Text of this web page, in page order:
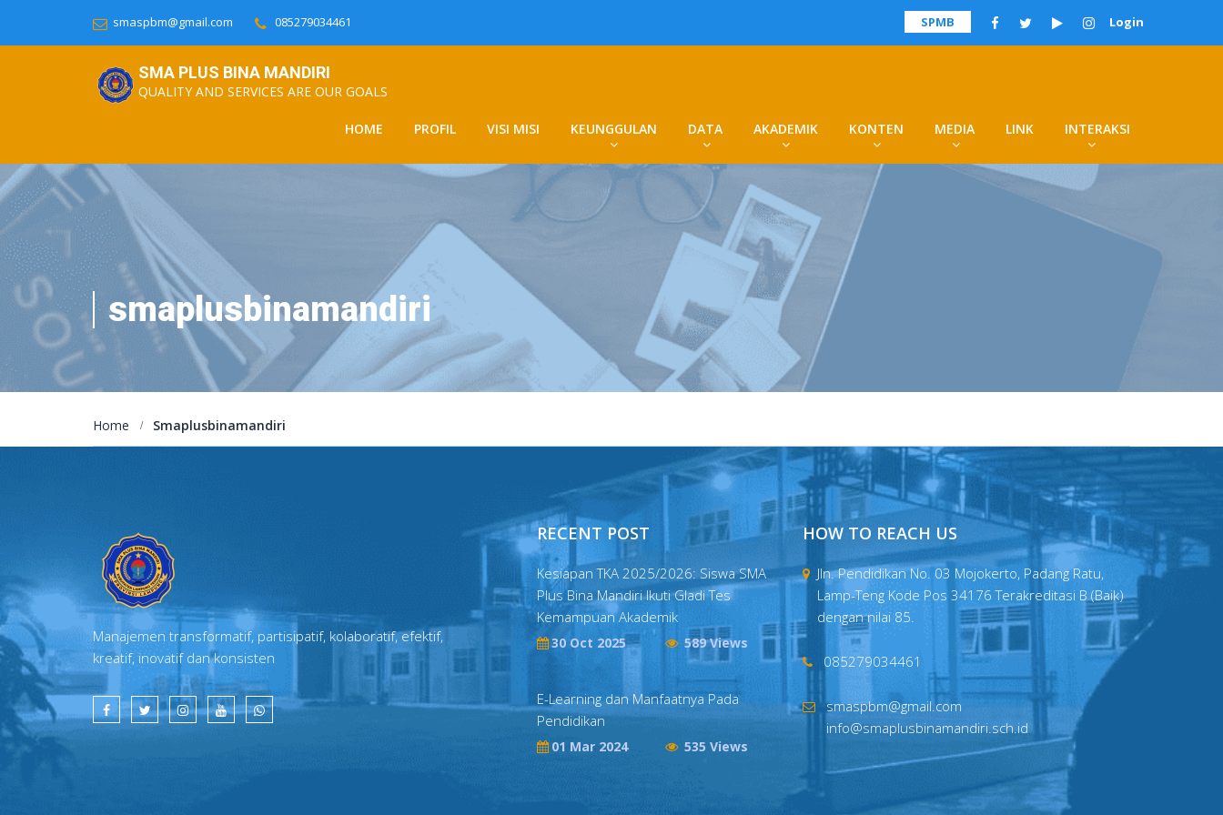
smaspbm@gmail.com 085279034461 SPMB Login
SMA PLUS BINA MANDIRI
QUALITY AND SERVICES ARE OUR GOALS
HOME PROFIL VISI MISI KEUNGGULAN DATA AKADEMIK KONTEN MEDIA LINK INTERAKSI
smaplusbinamandiri
Home Smaplusbinamandiri
Manajemen transformatif, partisipatif, kolaboratif, efektif,
kreatif, inovatif dan konsisten
RECENT POST
Kesiapan TKA 2025/2026: Siswa SMA
Plus Bina Mandiri Ikuti Gladi Tes
Kemampuan Akademik
30 Oct 2025 589 Views
E-Learning dan Manfaatnya Pada
Pendidikan
01 Mar 2024 535 Views
HOW TO REACH US
Jln. Pendidikan No. 03 Mojokerto, Padang Ratu,
Lamp-Teng Kode Pos 34176 Terakreditasi B (Baik)
dengan nilai 85.
085279034461
smaspbm@gmail.com
info@smaplusbinamandiri.sch.id